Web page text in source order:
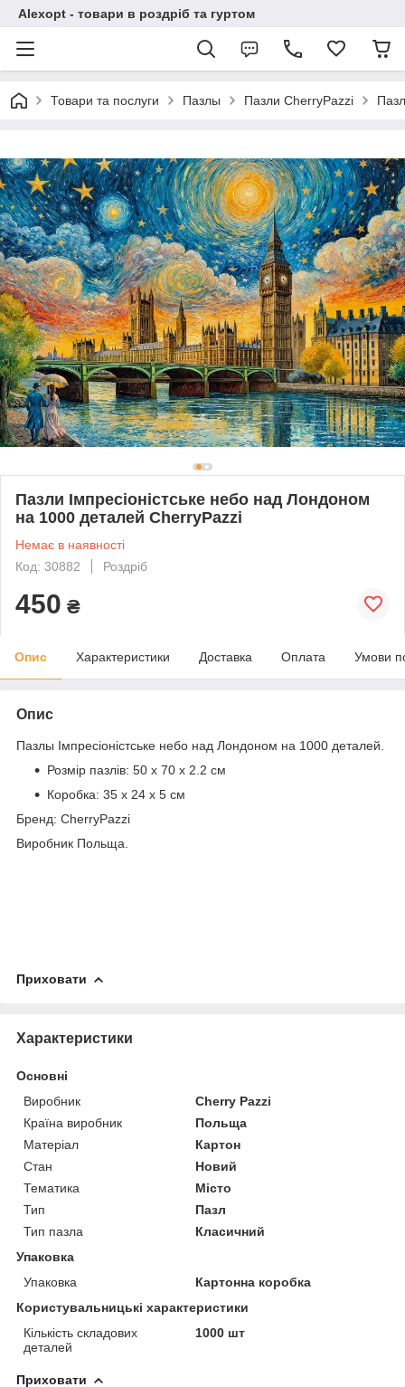
Alexopt - товари в роздріб та гуртом
Товари та послуги Пазлы Пазли CherryPazzi
Пазли Імпресіоністське небо над Лондоном
на 1000 деталей CherryPazzi
Немає в наявності
Код: 30882
Роздріб
450 ₴
Опис Характеристики Доставка Оплата Умови
Опис
Пазлы Імпресіоністське небо над Лондоном на 1000 деталей.
Розмір пазлів: 50 х 70 x 2.2 см
Коробка: 35 х 24 х 5 см
Бренд: CherryPazzi
Виробник Польща.
Приховати
Характеристики
Основні
Виробник
Cherry Pazzi
Країна виробник
Польща
Матеріал
Картон
Стан
Новий
Тематика
Місто
Тип
Пазл
Тип пазла
Класичний
Упаковка
Упаковка
Картонна коробка
Користувальницькі характеристики
Кількість складових
деталей
1000 шт
Приховати